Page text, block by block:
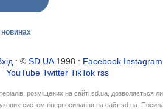
: ©SD.UA1998 : Facebook Instagram
YouTube Twitter TikTok rss
розміщених на сайті sd.ua, дозволяється
систем гіперпосилання на сайт sd.ua.